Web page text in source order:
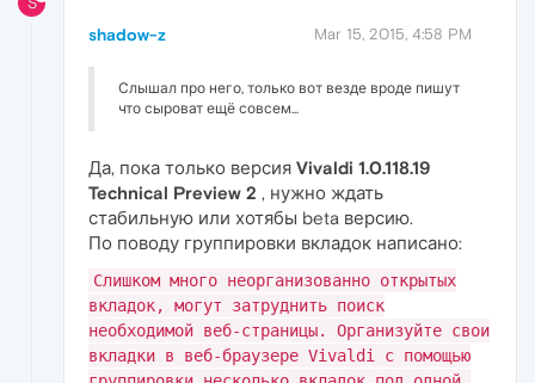
shadow-z Mar 15, 2015, 4:58 PM
Слышал про него, только вот везде вроде пишут
что сыроват ещё совсем...
Да, пока только версия Vivaldi 1.0.118.19
Technical Preview 2 , нужно ждать
стабильную или хотябы beta версию.
По поводу группировки вкладок написано:
Слишком много неорганизованно открытых
вкладок, могут затруднить поиск
необходимой веб-страницы. Организуйте свои
вкладки в веб-браузере Vivaldi с помощью